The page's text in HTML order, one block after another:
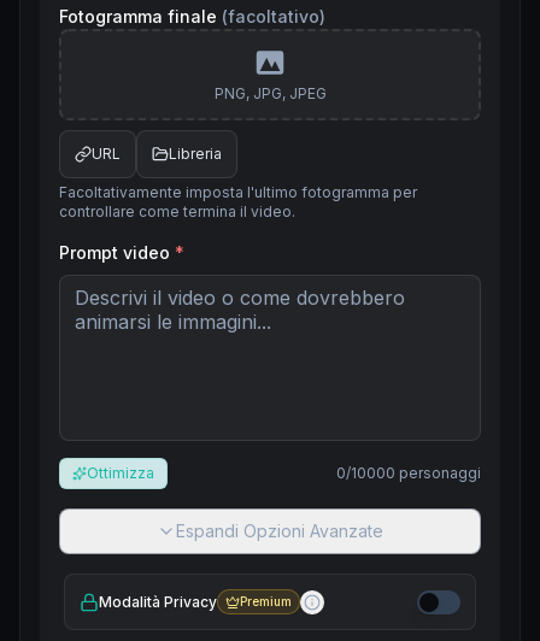
Fotogramma finale (facoltativo)
PNG, JPG, JPEG
URL Libreria
Facoltativamente imposta l'ultimo fotogramma per
controllare come termina il video.
Prompt video *
Ottimizza 0/10000 personaggi
Espandi Opzioni Avanzate
Modalità Privacy Premium